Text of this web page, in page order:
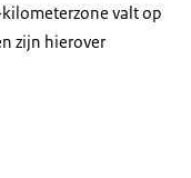
valt op
zijn hierover